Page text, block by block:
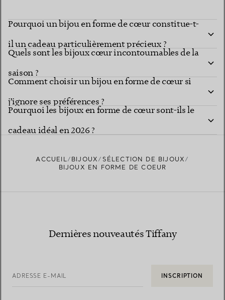
Pourquoi un bijou en forme de cœur constitue-t-
il un cadeau particulièrement précieux ?
Quels sont les bijoux cœur incontournables de la
saison ?
Comment choisir un bijou en forme de cœur si
j’ignore ses préférences ?
Pourquoi les bijoux en forme de cœur sont-ils le
cadeau idéal en 2026 ?
ACCUEIL BIJOUX
SÉLECTION DE BIJOUX
BIJOUX EN FORME DE COEUR
Dernières nouveautés Tiffany
ADRESSE E-MAIL INSCRIPTION